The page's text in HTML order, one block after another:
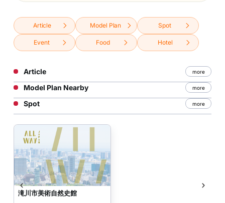
Article Model Plan Spot
Event Food Hotel
Article more
Model Plan Nearby more
Spot more
滝川市美術自然史館